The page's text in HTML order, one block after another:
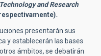
and Research
presentarán sus
y establecerán las bases
ámbitos, se debatirán